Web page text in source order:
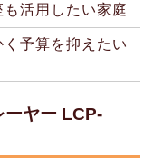
も活用したい家庭
く予算を抑えたい
ーヤー LCP-